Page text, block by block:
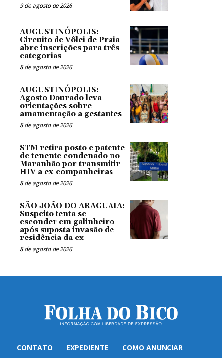
9 de agosto de 2026
AUGUSTINÓPOLIS:
Circuito de Vôlei de Praia
abre inscrições para três
categorias
8 de agosto de 2026
AUGUSTINÓPOLIS:
Agosto Dourado leva
orientações sobre
amamentação a gestantes
8 de agosto de 2026
STM retira posto e patente
de tenente condenado no
Maranhão por transmitir
HIV a ex-companheiras
8 de agosto de 2026
SÃO JOÃO DO ARAGUAIA:
Suspeito tenta se
esconder em galinheiro
após suposta invasão de
residência da ex
8 de agosto de 2026
CONTATO EXPEDIENTE COMO ANUNCIAR